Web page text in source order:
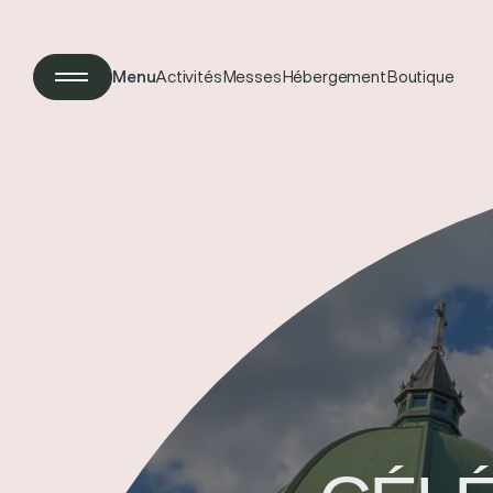
MenuActivités Messes Hébergement Boutique